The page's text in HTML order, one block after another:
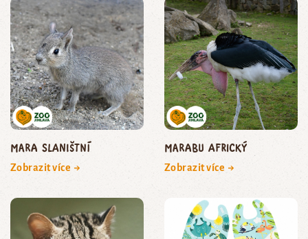
mara slaništní
Zobrazit více →
marabu africký
Zobrazit více →